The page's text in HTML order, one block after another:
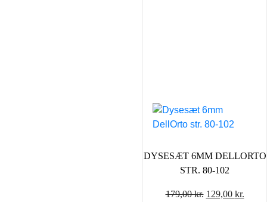
DYSESÆT 6MM DELLORTO
STR. 80-102
179,00kr. Den
129,00 kr.